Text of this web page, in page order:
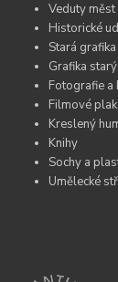
Veduty měst
Historické
Stará
Grafika
Fotografie
Filmové
Kreslený
Knihy
Sochy a
Umělecké